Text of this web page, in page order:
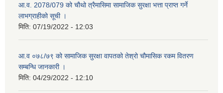
आ.व. 2078/079 को चौथो त्रैमासिमा सामाजिक सुरक्षा भत्ता प्राप्त गर्ने
लाभग्राहीको सूची ।
मिति: 07/19/2022 - 12:03
आ.व ०७८/७९ को सामाजिक सुरक्षा वापतको तेश्रो चौमासिक रकम वितरण
सम्बन्धि जानकारी ।
मिति: 04/29/2022 - 12:10